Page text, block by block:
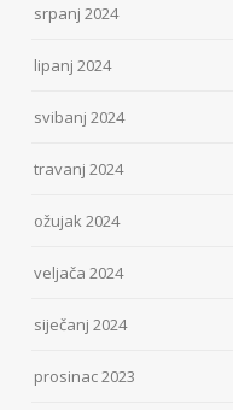
srpanj 2024
lipanj 2024
svibanj 2024
travanj 2024
ožujak 2024
veljača 2024
siječanj 2024
prosinac 2023